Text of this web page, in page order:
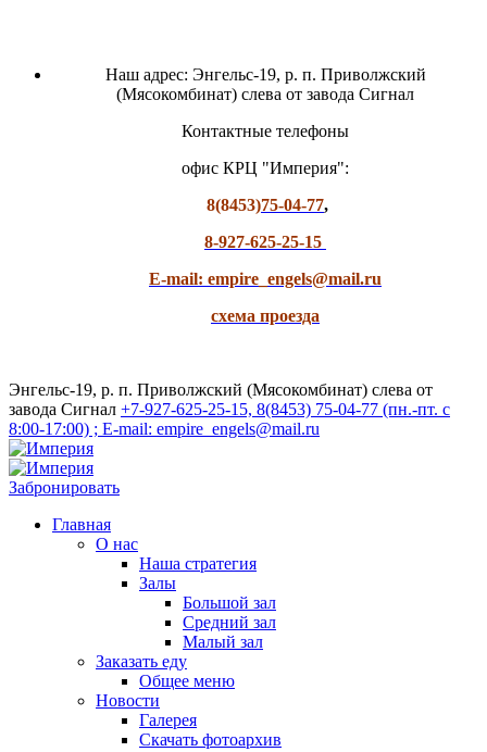
Наш адрес: Энгельс-19, р. п. Приволжский
(Мясокомбинат) слева от завода Сигнал
Контактные телефоны
офис КРЦ "Империя":
8(8453)75-04-77,
8-927-625-25-15
E-mail: empire_engels@mail.ru
схема проезда
Энгельс-19, р. п. Приволжский (Мясокомбинат) слева от
завода Сигнал +7-927-625-25-15, 8(8453) 75-04-77 (пн.-пт. с
8:00-17:00) ; E-mail: empire_engels@mail.ru
Забронировать
Главная
О нас
Наша стратегия
Залы
Большой зал
Средний зал
Малый зал
Заказать еду
Общее меню
Новости
Галерея
Скачать фотоархив